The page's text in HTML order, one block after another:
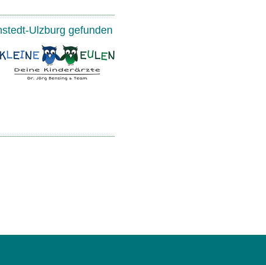
Ulzburg gefunden